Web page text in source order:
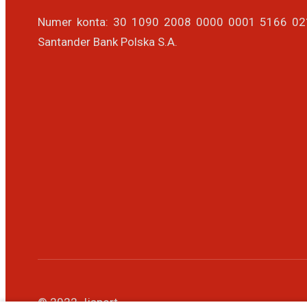
Numer konta: 30 1090 2008 0000 0001 5166
Santander Bank Polska S.A.
© 2022 Jjsport